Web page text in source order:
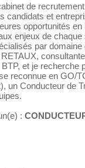
de
candidats et
opportunités en
enjeux de chaque
par domaine
et je recherche
reconnue en GO/
un Conducteur de
: